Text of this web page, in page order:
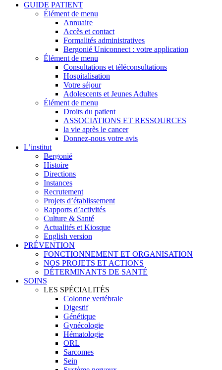
GUIDE PATIENT
Élément de menu
Annuaire
Accès et contact
Formalités administratives
Bergonié Uniconnect : votre application
Élément de menu
Consultations et téléconsultations
Hospitalisation
Votre séjour
Adolescents et Jeunes Adultes
Élément de menu
Droits du patient
ASSOCIATIONS ET RESSOURCES
la vie après le cancer
Donnez-nous votre avis
L’institut
Bergonié
Histoire
Directions
Instances
Recrutement
Projets d’établissement
Rapports d’activités
Culture & Santé
Actualités et Kiosque
English version
PRÉVENTION
FONCTIONNEMENT ET ORGANISATION
NOS PROJETS ET ACTIONS
DÉTERMINANTS DE SANTÉ
SOINS
LES SPÉCIALITÉS
Colonne vertébrale
Digestif
Génétique
Gynécologie
Hématologie
ORL
Sarcomes
Sein